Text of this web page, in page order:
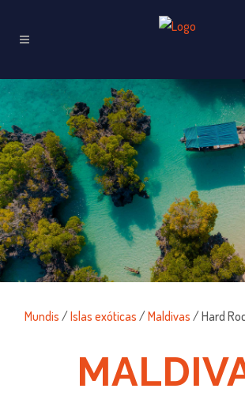
Mundis /Islas exóticas /Maldivas / Hard